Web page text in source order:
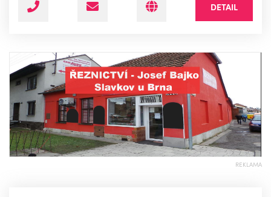
DETAIL
REKLAMA